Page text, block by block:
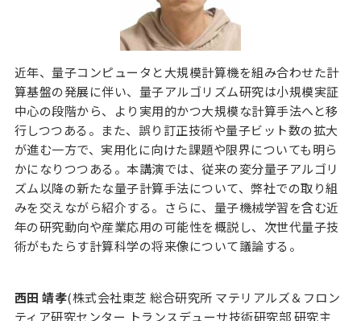
近年、量子コンピュータと大規模計算機を組み合わせた計
算基盤の発展に伴い、量子アルゴリズム研究は小規模実証
中心の段階から、より実用的かつ大規模な計算手法へと移
行しつつある。また、誤り訂正技術や量子ビット数の拡大
が進む一方で、実用化に向けた課題や限界についても明ら
かになりつつある。本講演では、従来の変分量子アルゴリ
ズム以降の新たな量子計算手法について、弊社での取り組
みを交えながら紹介する。さらに、量子機械学習を含む近
年の研究動向や産業応用の可能性を概説し、次世代量子技
術がもたらす計算科学の将来像について議論する。
西田 靖孝(株式会社東芝 総合研究所 マテリアルズ＆フロン
ティア研究センター トランスデューサ技術研究部 研究主